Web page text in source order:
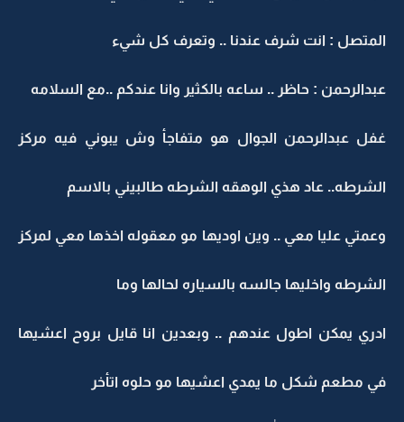
المتصل : انت شرف عندنا .. وتعرف كل شيء
عبدالرحمن : حاظر .. ساعه بالكثير وانا عندكم ..مع السلامه
غفل عبدالرحمن الجوال هو متفاجأ وش يبوني فيه مركز
الشرطه.. عاد هذي الوهقه الشرطه طالبيني بالاسم
وعمتي عليا معي .. وين اوديها مو معقوله اخذها معي لمركز
الشرطه واخليها جالسه بالسياره لحالها وما
ادري يمكن اطول عندهم .. وبعدين انا قايل بروح اعشيها
في مطعم شكل ما يمدي اعشيها مو حلوه اتأخر